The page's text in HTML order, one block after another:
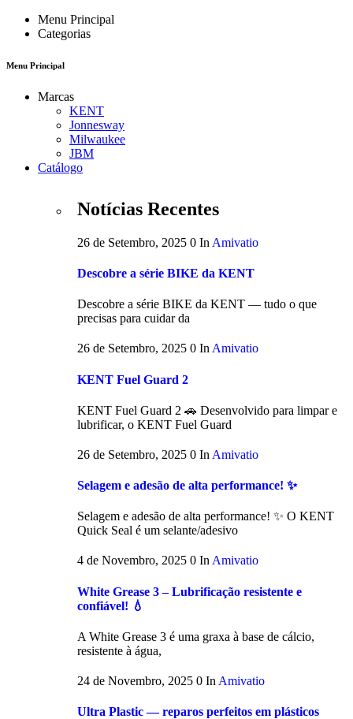
Menu Principal
Categorias
Menu Principal
Marcas
KENT
Jonnesway
Milwaukee
JBM
Catálogo
Notícias Recentes
26 de Setembro, 2025 0 In Amivatio
Descobre a série BIKE da KENT
Descobre a série BIKE da KENT — tudo o que
precisas para cuidar da
26 de Setembro, 2025 0 In Amivatio
KENT Fuel Guard 2
KENT Fuel Guard 2 🚗 Desenvolvido para limpar e
lubrificar, o KENT Fuel Guard
26 de Setembro, 2025 0 In Amivatio
Selagem e adesão de alta performance! ✨
Selagem e adesão de alta performance! ✨ O KENT
Quick Seal é um selante/adesivo
4 de Novembro, 2025 0 InAmivatio
White Grease 3 – Lubrificação resistente e
confiável! 💧
A White Grease 3 é uma graxa à base de cálcio,
resistente à água,
24 de Novembro, 2025 0 In Amivatio
Ultra Plastic — reparos perfeitos em plásticos